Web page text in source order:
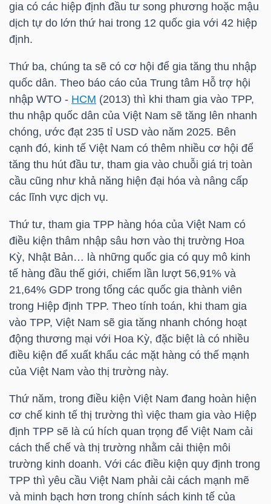
gia có các hiệp định đầu tư song phương hoặc mậu
dịch tự do lớn thứ hai trong 12 quốc gia với 42 hiệp
định.
Thứ ba, chúng ta sẽ có cơ hội để gia tăng thu nhập
quốc dân. Theo báo cáo của Trung tâm Hỗ trợ hội
nhập WTO - HCM (2013) thì khi tham gia vào TPP,
thu nhập quốc dân của Việt Nam sẽ tăng lên nhanh
chóng, ước đạt 235 tỉ USD vào năm 2025. Bên
cạnh đó, kinh tế Việt Nam có thêm nhiều cơ hội để
tăng thu hút đầu tư, tham gia vào chuỗi giá trị toàn
cầu cũng như khả năng hiện đại hóa và nâng cấp
các lĩnh vực dịch vụ.
Thứ tư, tham gia TPP hàng hóa của Việt Nam có
điều kiện thâm nhập sâu hơn vào thị trường Hoa
Kỳ, Nhật Bản… là những quốc gia có quy mô kinh
tế hàng đầu thế giới, chiếm lần lượt 56,91% và
21,64% GDP trong tổng các quốc gia thành viên
trong Hiệp định TPP. Theo tính toán, khi tham gia
vào TPP, Việt Nam sẽ gia tăng nhanh chóng hoạt
động thương mại với Hoa Kỳ, đặc biệt là có nhiều
điều kiện để xuất khẩu các mặt hàng có thế mạnh
của Việt Nam vào thị trường này.
Thứ năm, trong điều kiện Việt Nam đang hoàn hiện
cơ chế kinh tế thị trường thì việc tham gia vào Hiệp
định TPP sẽ là cú hích quan trọng để Việt Nam cải
cách thể chế và thị trường nhằm cải thiện môi
trường kinh doanh. Với các điều kiện quy định trong
TPP thì yêu cầu Việt Nam phải cải cách mạnh mẽ
và minh bạch hơn trong chính sách kinh tế của
PHÂN
TÍCH
NGÀNH
DOANH
NGHIỆP
CỔ
PHIẾU
PHÁI
SINH
TRÁI
PHIẾU